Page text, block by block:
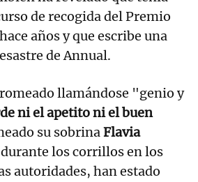
de recogida del Premio
años y que escribe una
de Annual.
llamándose "genio y
ni el apetito ni el buen
su sobrinaFlavia
durante los corrillos en los
autoridades, han estado